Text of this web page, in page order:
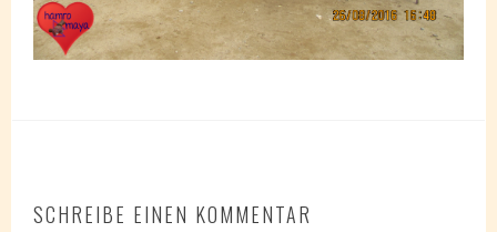
SCHREIBE EINEN KOMMENTAR